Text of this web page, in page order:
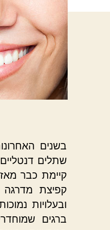
בשנים
שתלים
קפיצת מדרגה
ובעלויות
ברגים